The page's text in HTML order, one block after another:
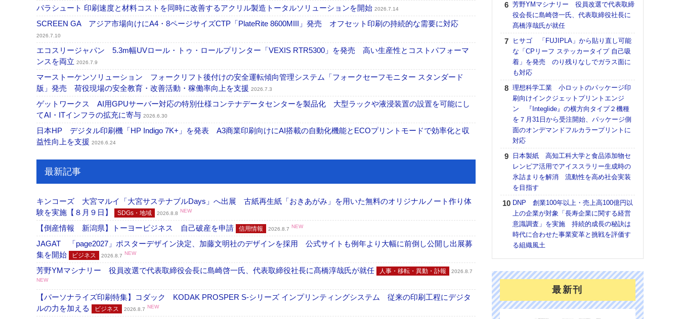
パラシュート 印刷速度と材料コストを同時に改善するアクリル製造トータルソリューションを開始 2026.7.14
SCREEN GA アジア市場向けにA4・8ページサイズCTP「PlateRite 8600MIII」発売 オフセット印刷の持続的な需要に対応
2026.7.10
エコスリージャパン 5.3m幅UVロール・トゥ・ロールプリンター「VEXIS RTR5300」を発売 高い生産性とコストパフォーマ
ンスを両立 2026.7.9
マーストーケンソリューション フォークリフト後付けの安全運転傾向管理システム「フォークセーフモニター スタンダード
版」発売 荷役現場の安全教育・改善活動・稼働率向上を支援 2026.7.3
ゲットワークス AI用GPUサーバー対応の特別仕様コンテナデータセンターを製品化 大型ラックや液浸装置の設置を可能にし
てAI・ITインフラの拡充に寄与 2026.6.30
日本HP デジタル印刷機「HP Indigo 7K+」を発表 A3商業印刷向けにAI搭載の自動化機能とECOプリントモードで効率化と収
益性向上を支援 2026.6.24
最新記事
キンコーズ 大宮マルイ「大宮サステナブルDays」へ出展 古紙再生紙「おきあがみ」を用いた無料のオリジナルノート作り体
験を実施【８月９日】
SDGs・地域 2026.8.8 NEW
【倒産情報 新潟県】トーヨービジネス 自己破産を申請 信用情報 2026.8.7 NEW
JAGAT 「page2027」ポスターデザイン決定、加藤文明社のデザインを採用 公式サイトも例年より大幅に前倒し公開し出展募
集を開始
ビジネス 2026.8.7 NEW
芳野YMマシナリー 役員改選で代表取締役会長に島崎啓一氏、代表取締役社長に髙橋淳哉氏が就任 人事・移転・異動・訃報
2026.8.7
NEW
【パーソナライズ印刷特集】コダック KODAK PROSPER S-シリーズ インプリンティングシステム 従来の印刷工程にデジタ
ルの力を加える
ビジネス 2026.8.7 NEW
芳野YMマシナリー 役員改選で代表取締
役会長に島崎啓一氏、代表取締役社長に
髙橋淳哉氏が就任
ヒサゴ 「FUJIPLA」から貼り直し可能
な「CPリーフ ステッカータイプ 自己吸
着」を発売 のり残りなしでガラス面に
も対応
理想科学工業 小ロットのパッケージ印
刷向けインクジェットプリントエンジ
ン 『Integlide』の横方向タイプ２機種
を７月31日から受注開始、パッケージ側
面のオンデマンドフルカラープリントに
対応
日本製紙 高知工科大学と食品添加物セ
レンピア活用でアイススラリー生成時の
氷詰まりを解消 流動性を高め社会実装
を目指す
DNP 創業100年以上・売上高100億円以
上の企業が対象「長寿企業に関する経営
意識調査」を実施 持続的成長の秘訣は
時代に合わせた事業変革と挑戦を評価す
る組織風土
最新刊